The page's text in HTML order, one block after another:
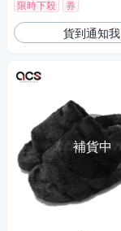
限時下殺
券
貨到通知我
補貨中